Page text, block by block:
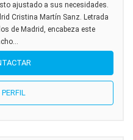
ajustado a sus necesidades.
Cristina Martín Sanz. Letrada
de Madrid, encabeza este
PERFIL